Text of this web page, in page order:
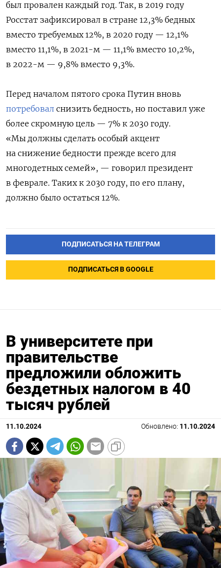
был провален каждый год. Так, в 2019 году
Росстат зафиксировал в стране 12,3% бедных
вместо требуемых 12%, в 2020 году — 12,1%
вместо 11,1%, в 2021-м — 11,1% вместо 10,2%,
в 2022-м — 9,8% вместо 9,3%.
Перед началом пятого срока Путин вновь
потребовал снизить бедность, но поставил уже
более скромную цель — 7% к 2030 году.
«Мы должны сделать особый акцент
на снижение бедности прежде всего для
многодетных семей», — говорил президент
в феврале. Таких к 2030 году, по его плану,
должно было остаться 12%.
ПОДПИСАТЬСЯ НА ТЕЛЕГРАМ
ПОДПИСАТЬСЯ В GOOGLE
В университете при
правительстве
предложили обложить
бездетных налогом в 40
тысяч рублей
11.10.2024 Обновлено: 11.10.2024